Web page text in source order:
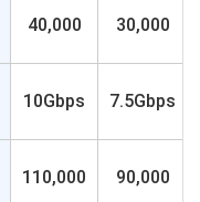
40,000 30,000
10Gbps 7.5Gbps
110,000 90,000